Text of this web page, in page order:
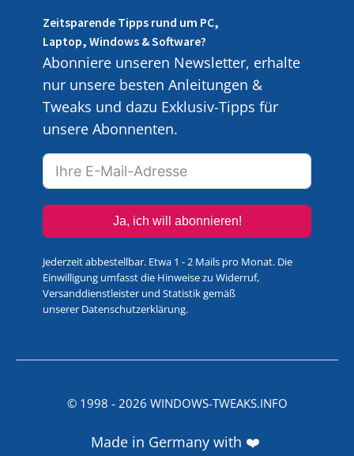
Zeitsparende Tipps rund um PC,
Laptop, Windows & Software?
Abonniere unseren Newsletter, erhalte
nur unsere besten Anleitungen &
Tweaks und dazu Exklusiv-Tipps für
unsere Abonnenten.
Ja, ich will abonnieren!
Jederzeit abbestellbar. Etwa 1 - 2 Mails pro Monat. Die
Einwilligung umfasst die Hinweise zu Widerruf,
Versanddienstleister und Statistik gemäß
unserer Datenschutzerklärung.
© 1998 - 2026 WINDOWS-TWEAKS.INFO
Made in Germany with ❤️